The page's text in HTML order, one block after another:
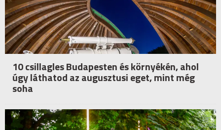
10 csillagles Budapesten és környékén, ahol
úgy láthatod az augusztusi eget, mint még
soha